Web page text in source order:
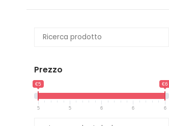
Prezzo
€5 €6
5 5 6 6 6